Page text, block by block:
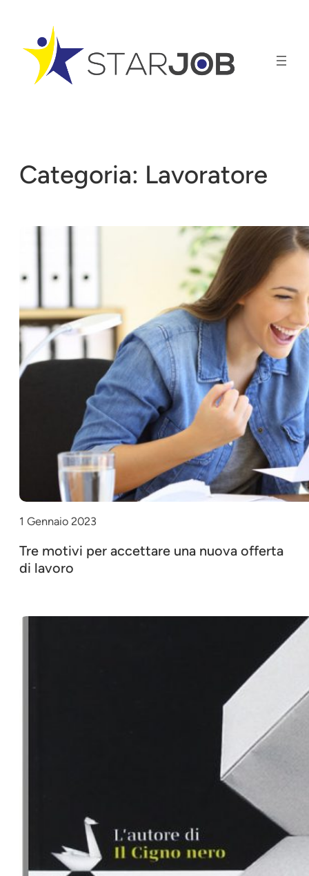
contenuto
Categoria: Lavoratore
1 Gennaio 2023
Tre motivi per accettare una nuova offerta
di lavoro